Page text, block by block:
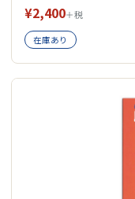
¥2,400＋税
在庫あり